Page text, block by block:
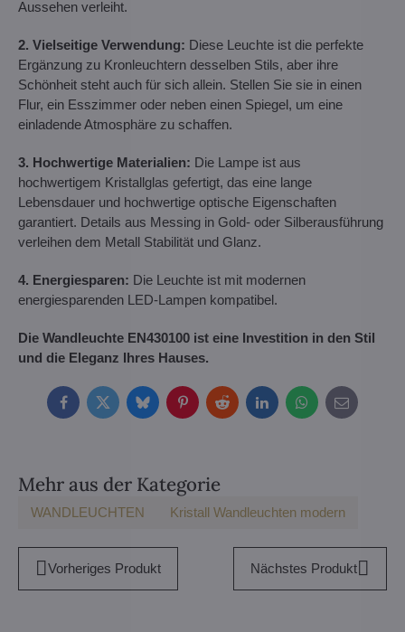
Aussehen verleiht.
2. Vielseitige Verwendung: Diese Leuchte ist die perfekte
Ergänzung zu Kronleuchtern desselben Stils, aber ihre
Schönheit steht auch für sich allein. Stellen Sie sie in einen
Flur, ein Esszimmer oder neben einen Spiegel, um eine
einladende Atmosphäre zu schaffen.
3. Hochwertige Materialien: Die Lampe ist aus
hochwertigem Kristallglas gefertigt, das eine lange
Lebensdauer und hochwertige optische Eigenschaften
garantiert. Details aus Messing in Gold- oder Silberausführung
verleihen dem Metall Stabilität und Glanz.
4. Energiesparen: Die Leuchte ist mit modernen
energiesparenden LED-Lampen kompatibel.
Die Wandleuchte EN430100 ist eine Investition in den Stil
und die Eleganz Ihres Hauses.
FacebookTwitterBlueskyPinterestRedditLinkedInWhatsApp
E-
mail
Mehr aus der Kategorie
WANDLEUCHTEN Kristall Wandleuchten modern
Vorheriges Produkt Nächstes Produkt